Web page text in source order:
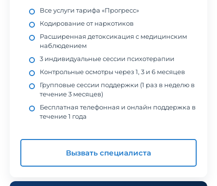
Все услуги тарифа «Прогресс»
Кодирование от наркотиков
Расширенная детоксикация с медицинским
наблюдением
3 индивидуальные сессии психотерапии
Контрольные осмотры через 1, 3 и 6 месяцев
Групповые сессии поддержки (1 раз в неделю в
течение 3 месяцев)
Бесплатная телефонная и онлайн поддержка в
течение 1 года
Вызвать специалиста